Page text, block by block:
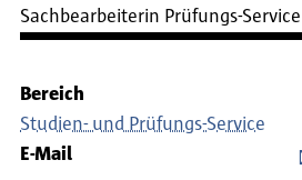
Sachbearbeiterin Prüfungs-Service
Bereich
Studien- und Prüfungs-Service
E-Mail